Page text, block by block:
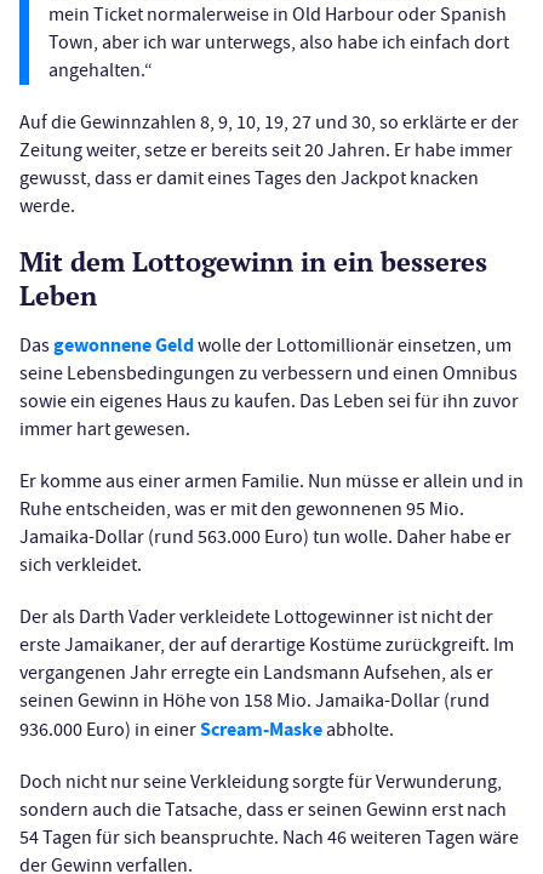
mein Ticket normalerweise in Old Harbour oder Spanish
Town, aber ich war unterwegs, also habe ich einfach dort
angehalten.“
Auf die Gewinnzahlen 8, 9, 10, 19, 27 und 30, so erklärte er der
Zeitung weiter, setze er bereits seit 20 Jahren. Er habe immer
gewusst, dass er damit eines Tages den Jackpot knacken
werde.
Mit dem Lottogewinn in ein besseres
Leben
Dasgewonnene Geldwolle der Lottomillionär einsetzen, um
seine Lebensbedingungen zu verbessern und einen Omnibus
sowie ein eigenes Haus zu kaufen. Das Leben sei für ihn zuvor
immer hart gewesen.
Er komme aus einer armen Familie. Nun müsse er allein und in
Ruhe entscheiden, was er mit den gewonnenen 95 Mio.
Jamaika-Dollar (rund 563.000 Euro) tun wolle. Daher habe er
sich verkleidet.
Der als Darth Vader verkleidete Lottogewinner ist nicht der
erste Jamaikaner, der auf derartige Kostüme zurückgreift. Im
vergangenen Jahr erregte ein Landsmann Aufsehen, als er
seinen Gewinn in Höhe von 158 Mio. Jamaika-Dollar (rund
936.000 Euro) in einerScream-Maskeabholte.
Doch nicht nur seine Verkleidung sorgte für Verwunderung,
sondern auch die Tatsache, dass er seinen Gewinn erst nach
54 Tagen für sich beanspruchte. Nach 46 weiteren Tagen wäre
der Gewinn verfallen.